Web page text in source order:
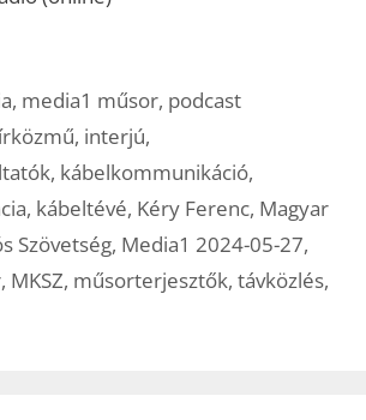
, media1 műsor, podcast
, interjú,
, kábelkommunikáció,
, kábeltévé, Kéry Ferenc, Magyar
Szövetség, Media1 2024-05-27,
, MKSZ, műsorterjesztők, távközlés,